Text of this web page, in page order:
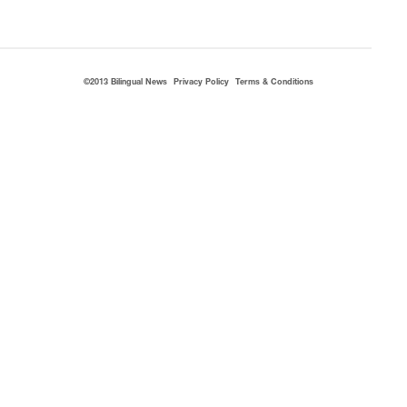
©2013 Bilingual News Privacy Policy Terms & Conditions